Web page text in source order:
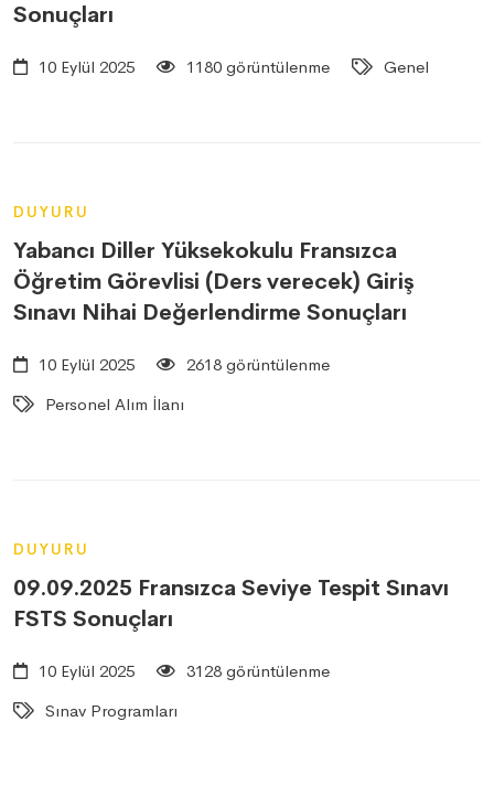
Sonuçları
10 Eylül 2025 1180 görüntülenme Genel
DUYURU
Yabancı Diller Yüksekokulu Fransızca
Öğretim Görevlisi (Ders verecek) Giriş
Sınavı Nihai Değerlendirme Sonuçları
10 Eylül 2025
2618 görüntülenme
Personel Alım İlanı
DUYURU
09.09.2025 Fransızca Seviye Tespit Sınavı
FSTS Sonuçları
10 Eylül 2025
3128 görüntülenme
Sınav Programları